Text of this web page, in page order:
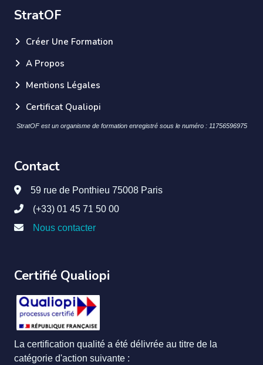
StratOF
Créer Une Formation
A Propos
Mentions Légales
Certificat Qualiopi
StratOF est un organisme de formation enregistré sous le numéro : 11756596975
Contact
59 rue de Ponthieu 75008 Paris
(+33) 01 45 71 50 00
Nous contacter
Certifié Qualiopi
La certification qualité a été délivrée au titre de la
catégorie d'action suivante :